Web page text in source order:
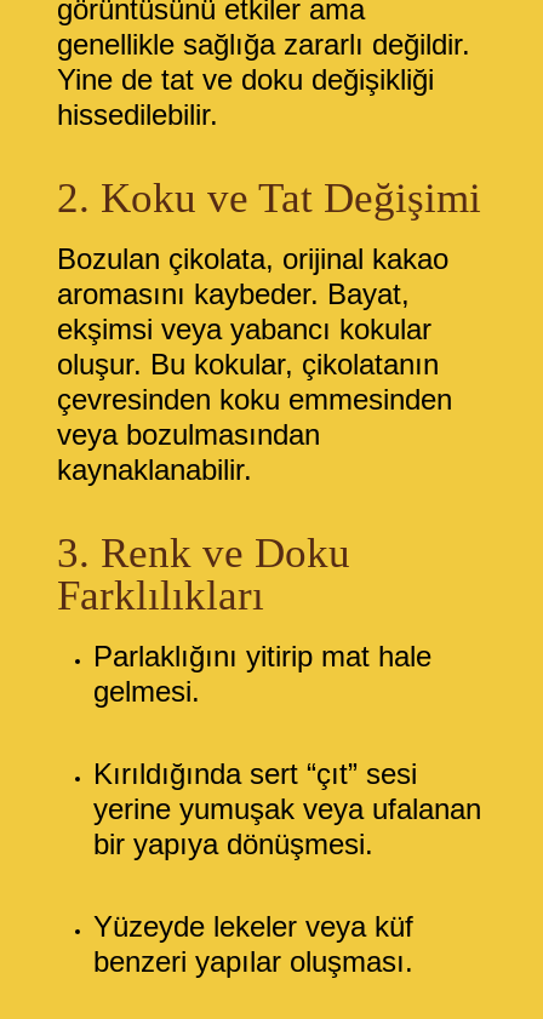
görüntüsünü etkiler ama
genellikle sağlığa zararlı değildir.
Yine de tat ve doku değişikliği
hissedilebilir.
2. Koku ve Tat Değişimi
Bozulan çikolata, orijinal kakao
aromasını kaybeder. Bayat,
ekşimsi veya yabancı kokular
oluşur. Bu kokular, çikolatanın
çevresinden koku emmesinden
veya bozulmasından
kaynaklanabilir.
3. Renk ve Doku
Farklılıkları
Parlaklığını yitirip mat hale
gelmesi.
Kırıldığında sert “çıt” sesi
yerine yumuşak veya ufalanan
bir yapıya dönüşmesi.
Yüzeyde lekeler veya küf
benzeri yapılar oluşması.